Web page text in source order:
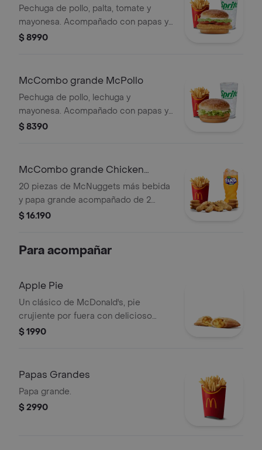
Italiano
Pechuga de pollo, palta, tomate y
mayonesa. Acompañado con papas y
bebida grande.
$ 8990
McCombo grande McPollo
Pechuga de pollo, lechuga y
mayonesa. Acompañado con papas y
bebida grande.
$ 8390
McCombo grande Chicken
McNuggets x20
20 piezas de McNuggets más bebida
y papa grande acompañado de 2
salsa barbacoa
$ 16.190
Para acompañar
Apple Pie
Un clásico de McDonald's, pie
crujiente por fuera con delicioso
relleno de manzana y canela.
$ 1990
Papas Grandes
Papa grande.
$ 2990